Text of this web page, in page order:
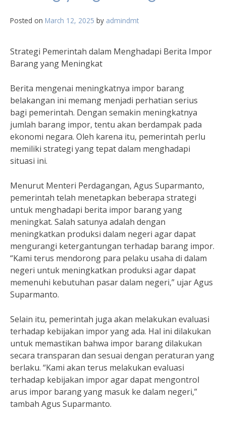
Posted on March 12, 2025 by admindmt
Strategi Pemerintah dalam Menghadapi Berita Impor
Barang yang Meningkat
Berita mengenai meningkatnya impor barang
belakangan ini memang menjadi perhatian serius
bagi pemerintah. Dengan semakin meningkatnya
jumlah barang impor, tentu akan berdampak pada
ekonomi negara. Oleh karena itu, pemerintah perlu
memiliki strategi yang tepat dalam menghadapi
situasi ini.
Menurut Menteri Perdagangan, Agus Suparmanto,
pemerintah telah menetapkan beberapa strategi
untuk menghadapi berita impor barang yang
meningkat. Salah satunya adalah dengan
meningkatkan produksi dalam negeri agar dapat
mengurangi ketergantungan terhadap barang impor.
“Kami terus mendorong para pelaku usaha di dalam
negeri untuk meningkatkan produksi agar dapat
memenuhi kebutuhan pasar dalam negeri,” ujar Agus
Suparmanto.
Selain itu, pemerintah juga akan melakukan evaluasi
terhadap kebijakan impor yang ada. Hal ini dilakukan
untuk memastikan bahwa impor barang dilakukan
secara transparan dan sesuai dengan peraturan yang
berlaku. “Kami akan terus melakukan evaluasi
terhadap kebijakan impor agar dapat mengontrol
arus impor barang yang masuk ke dalam negeri,”
tambah Agus Suparmanto.